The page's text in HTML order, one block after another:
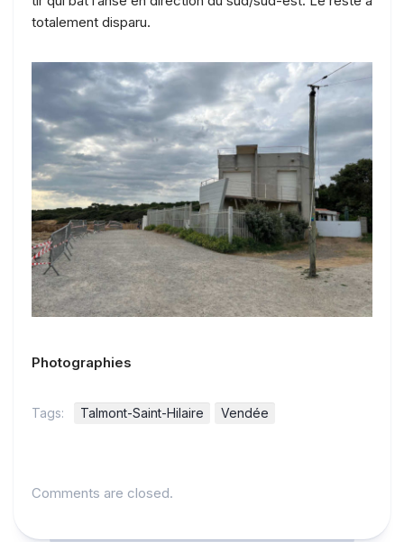
totalement disparu.
Photographies
Tags: Talmont-Saint-Hilaire Vendée
Comments are closed.